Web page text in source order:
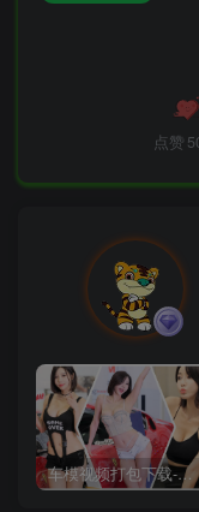
点赞
车模视频打包下载-高清无水印版